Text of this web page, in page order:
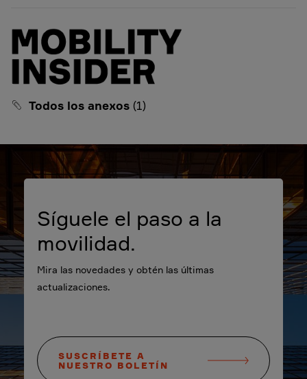
Todos los anexos (1)
Síguele el paso a la
movilidad.
Mira las novedades y obtén las últimas
actualizaciones.
SUSCRÍBETE A
NUESTRO BOLETÍN